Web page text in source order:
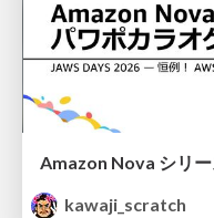
Amazon Nova シリ
kawaji_scratch